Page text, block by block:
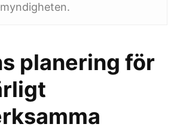
planering för